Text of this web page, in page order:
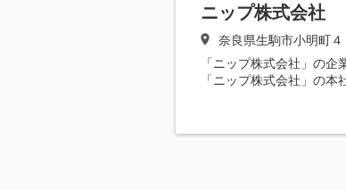
ニップ株式会社
奈良県生駒市小明町４
「ニップ株式会社」の企
「ニップ株式会社」の